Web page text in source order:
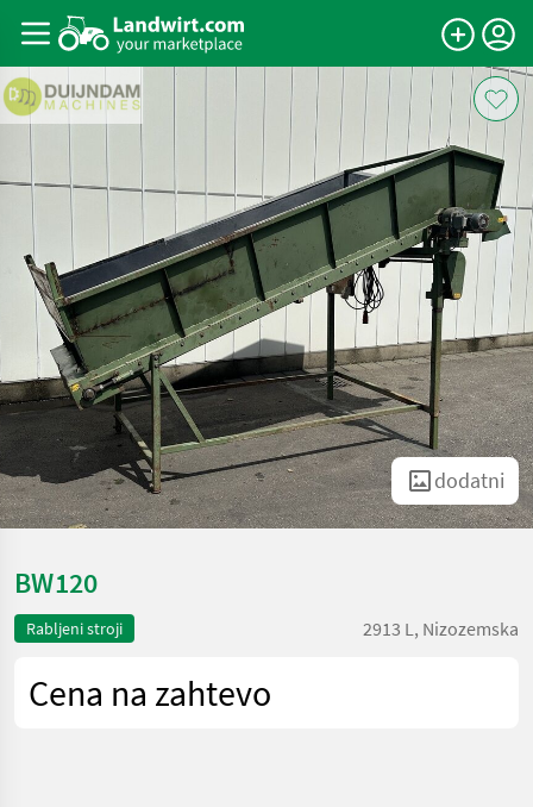
dodatni
BW120
Rabljeni stroji 2913 L, Nizozemska
Cena na zahtevo